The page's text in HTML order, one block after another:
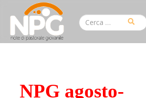
NPG agosto-